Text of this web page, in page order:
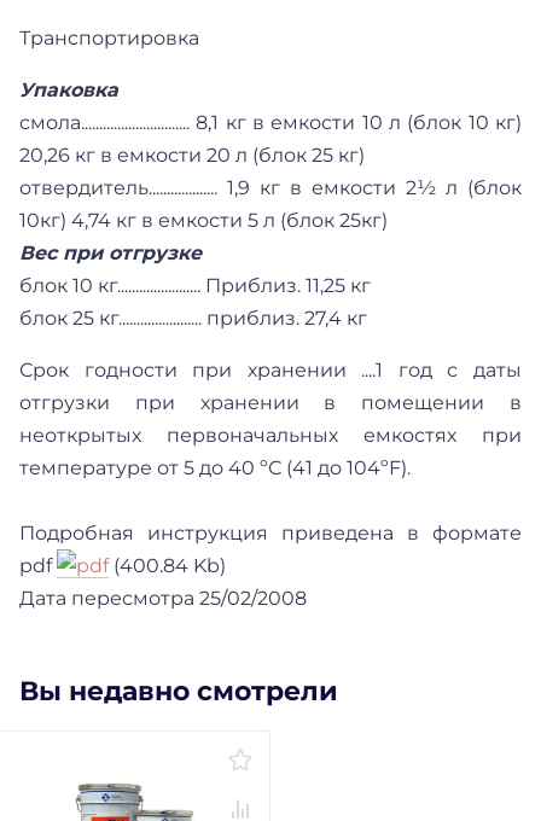
Транспортировка
Упаковка
смола.............................. 8,1 кг в емкости 10 л (блок 10 кг)
20,26 кг в емкости 20 л (блок 25 кг)
отвердитель................... 1,9 кг в емкости 2½ л (блок
10кг) 4,74 кг в емкости 5 л (блок 25кг)
Вес при отгрузке
блок 10 кг....................... Приблиз. 11,25 кг
блок 25 кг....................... приблиз. 27,4 кг
Срок годности при хранении ....1 год с даты
отгрузки при хранении в помещении в
неоткрытых первоначальных емкостях при
температуре от 5 до 40 ºС (41 до 104ºF).
Подробная инструкция приведена в формате
pdf
(400.84 Kb)
Дата пересмотра 25/02/2008
Вы недавно смотрели